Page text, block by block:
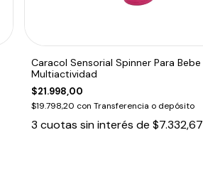
Caracol Sensorial Spinner Para Bebe
Multiactividad
$21.998,00
$19.798,20 con Transferencia o depósito
3 cuotas sin interés de $7.332,67